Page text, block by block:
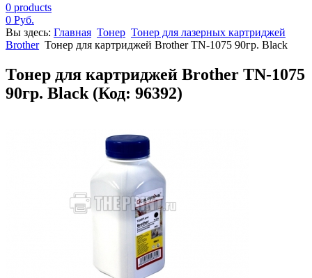
0 products
0 Руб.
Вы здесь: Главная Тонер Тонер для лазерных картриджей
Brother Тонер для картриджей Brother TN-1075 90гр. Black
Тонер для картриджей Brother TN-1075
90гр. Black (Код: 96392)